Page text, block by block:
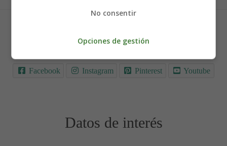
Síguenos en
Facebook Instagram Pinterest Youtube
Datos de interés
No consentir
Opciones de gestión